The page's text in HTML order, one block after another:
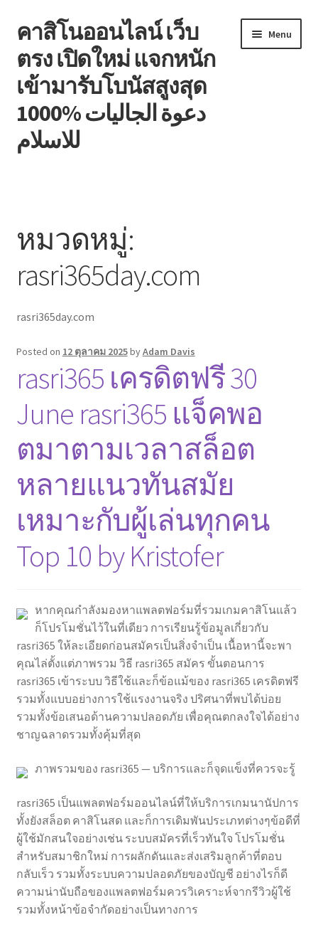
Skip
to
navigation
Skip
to
content
คาสิโนออนไลน์ เว็บ
ตรง เปิดใหม่ แจกหนัก
เข้ามารับโบนัสสูงสุด
1000% دعوة الجاليات
للاسلام
Menu
Contact
Welcome to the family!
หมวดหมู่:
rasri365day.com
rasri365day.com
Posted on 12 ตุลาคม 2025byAdam Davis
rasri365 เครดิตฟรี 30
June rasri365 แจ็คพอ
ตมาตามเวลาสล็อต
หลายแนวทันสมัย
เหมาะกับผู้เล่นทุกคน
Top 10 by Kristofer
หากคุณกำลังมองหาแพลตฟอร์มที่รวมเกมคาสิโนแล้ว
ก็โปรโมชั่นไว้ในที่เดียว การเรียนรู้ข้อมูลเกี่ยวกับ
rasri365 ให้ละเอียดก่อนสมัครเป็นสิ่งจำเป็น เนื้อหานี้จะพา
คุณไล่ตั้งแต่ภาพรวม วิธี rasri365 สมัคร ขั้นตอนการ
rasri365 เข้าระบบ วิธีใช้และก็ข้อแม้ของ rasri365 เครดิตฟรี
รวมทั้งแบบอย่างการใช้แรงงานจริง ปริศนาที่พบได้บ่อย
รวมทั้งข้อเสนอด้านความปลอดภัย เพื่อคุณตกลงใจได้อย่าง
ชาญฉลาดรวมทั้งคุ้มที่สุด
ภาพรวมของ rasri365 — บริการและก็จุดแข็งที่ควรจะรู้
rasri365 เป็นแพลตฟอร์มออนไลน์ที่ให้บริการเกมนานัปการ
ทั้งยังสล็อต คาสิโนสด และก็การเดิมพันประเภทต่างๆข้อดีที่
ผู้ใช้มักสนใจอย่างเช่น ระบบสมัครที่เร็วทันใจ โปรโมชั่น
สำหรับสมาชิกใหม่ การผลักดันและส่งเสริมลูกค้าที่ตอบ
กลับเร็ว รวมทั้งระบบความปลอดภัยของบัญชี อย่างไรก็ดี
ความน่านับถือของแพลตฟอร์มควรวิเคราะห์จากรีวิวผู้ใช้
รวมทั้งหน้าข้อจำกัดอย่างเป็นทางการ